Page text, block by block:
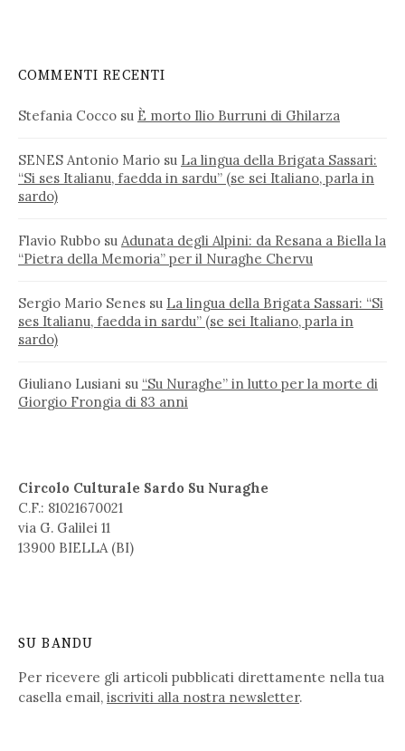
COMMENTI RECENTI
Stefania Cocco su È morto Ilio Burruni di Ghilarza
SENES Antonio Mario su La lingua della Brigata Sassari:
“Si ses Italianu, faedda in sardu” (se sei Italiano, parla in
sardo)
Flavio Rubbo su Adunata degli Alpini: da Resana a Biella la
“Pietra della Memoria” per il Nuraghe Chervu
Sergio Mario Senes su La lingua della Brigata Sassari: “Si
ses Italianu, faedda in sardu” (se sei Italiano, parla in
sardo)
Giuliano Lusiani su “Su Nuraghe” in lutto per la morte di
Giorgio Frongia di 83 anni
Circolo Culturale Sardo Su Nuraghe
C.F.: 81021670021
via G. Galilei 11
13900 BIELLA (BI)
SU BANDU
Per ricevere gli articoli pubblicati direttamente nella tua
casella email, iscriviti alla nostra newsletter.